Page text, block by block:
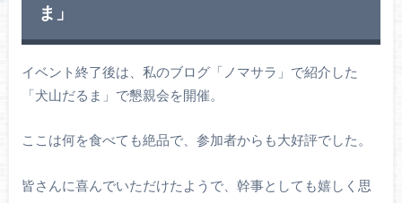
ま」
イベント終了後は、私のブログ「ノマサラ」で紹介した
「犬山だるま」で懇親会を開催。
ここは何を食べても絶品で、参加者からも大好評でした。
皆さんに喜んでいただけたようで、幹事としても嬉しく思